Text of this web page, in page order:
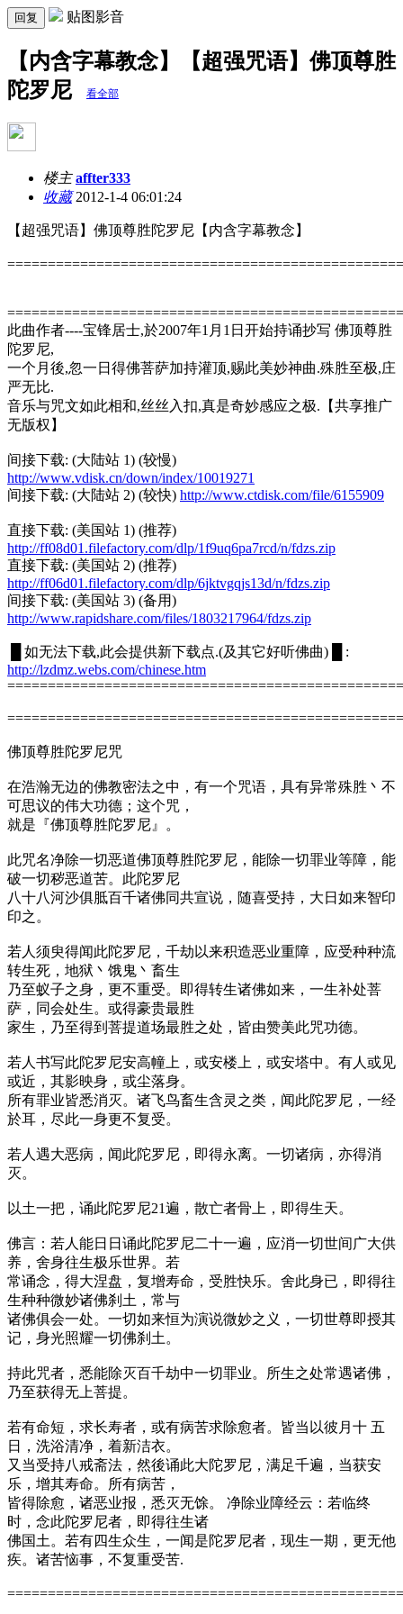
回复 贴图影音
【内含字幕教念】【超强咒语】佛顶尊胜
陀罗尼
看全部
楼主 affter333
收藏2012-1-4 06:01:24
【超强咒语】佛顶尊胜陀罗尼【内含字幕教念】
此曲作者----宝锋居士,於2007年1月1日开始持诵抄写 佛顶尊胜
陀罗尼,
一个月後,忽一日得佛菩萨加持灌顶,赐此美妙神曲.殊胜至极,庄
严无比.
音乐与咒文如此相和,丝丝入扣,真是奇妙感应之极.【共享推广
无版权】
间接下载: (大陆站 1) (较慢)
http://www.vdisk.cn/down/index/10019271
间接下载: (大陆站 2) (较快) http://www.ctdisk.com/file/6155909
直接下载: (美国站 1) (推荐)
http://ff08d01.filefactory.com/dlp/1f9uq6pa7rcd/n/fdzs.zip
直接下载: (美国站 2) (推荐)
http://ff06d01.filefactory.com/dlp/6jktvgqjs13d/n/fdzs.zip
间接下载: (美国站 3) (备用)
http://www.rapidshare.com/files/1803217964/fdzs.zip
█ 如无法下载,此会提供新下载点.(及其它好听佛曲) █ :
http://lzdmz.webs.com/chinese.htm
佛顶尊胜陀罗尼咒
在浩瀚无边的佛教密法之中，有一个咒语，具有异常殊胜丶不
可思议的伟大功德；这个咒，
就是『佛顶尊胜陀罗尼』。
此咒名净除一切恶道佛顶尊胜陀罗尼，能除一切罪业等障，能
破一切秽恶道苦。此陀罗尼
八十八河沙俱胝百千诸佛同共宣说，随喜受持，大日如来智印
印之。
若人须臾得闻此陀罗尼，千劫以来积造恶业重障，应受种种流
转生死，地狱丶饿鬼丶畜生
乃至蚁子之身，更不重受。即得转生诸佛如来，一生补处菩
萨，同会处生。或得豪贵最胜
家生，乃至得到菩提道场最胜之处，皆由赞美此咒功德。
若人书写此陀罗尼安高幢上，或安楼上，或安塔中。有人或见
或近，其影映身，或尘落身。
所有罪业皆悉消灭。诸飞鸟畜生含灵之类，闻此陀罗尼，一经
於耳，尽此一身更不复受。
若人遇大恶病，闻此陀罗尼，即得永离。一切诸病，亦得消
灭。
以土一把，诵此陀罗尼21遍，散亡者骨上，即得生天。
佛言：若人能日日诵此陀罗尼二十一遍，应消一切世间广大供
养，舍身往生极乐世界。若
常诵念，得大涅盘，复增寿命，受胜快乐。舍此身已，即得往
生种种微妙诸佛刹土，常与
诸佛俱会一处。一切如来恒为演说微妙之义，一切世尊即授其
记，身光照耀一切佛刹土。
持此咒者，悉能除灭百千劫中一切罪业。所生之处常遇诸佛，
乃至获得无上菩提。
若有命短，求长寿者，或有病苦求除愈者。皆当以彼月十 五
日，洗浴清净，着新洁衣。
又当受持八戒斋法，然後诵此大陀罗尼，满足千遍，当获安
乐，增其寿命。所有病苦，
皆得除愈，诸恶业报，悉灭无馀。 净除业障经云：若临终
时，念此陀罗尼者，即得往生诸
佛国土。若有四生众生，一闻是陀罗尼者，现生一期，更无他
疾。诸苦恼事，不复重受苦.